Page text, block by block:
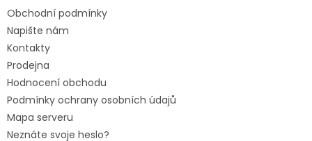
Obchodní podmínky
Napište nám
Kontakty
Prodejna
Hodnocení obchodu
Podmínky ochrany osobních údajů
Mapa serveru
Neznáte svoje heslo?